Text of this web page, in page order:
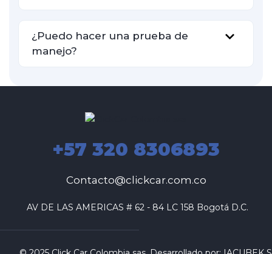
¿Puedo hacer una prueba de
manejo?
+57 320 8306893
Contacto@clickcar.com.co
AV DE LAS AMERICAS # 62 - 84 LC 158 Bogotá D.C.